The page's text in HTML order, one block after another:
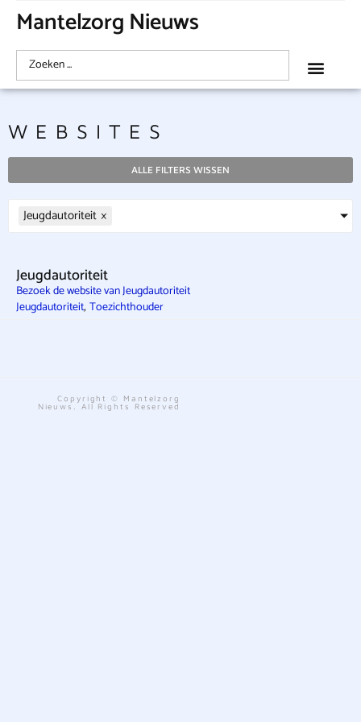
Mantelzorg Nieuws
WEBSITES
ALLE FILTERS WISSEN
Jeugdautoriteit ×
Jeugdautoriteit
Bezoek de website van Jeugdautoriteit
Jeugdautoriteit, Toezichthouder
Copyright © Mantelzorg
Nieuws. All Rights Reserved